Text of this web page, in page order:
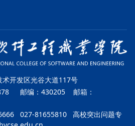
开发区光谷大道117号
邮编：430205 邮箱：
027-81655810 高校突出问题专